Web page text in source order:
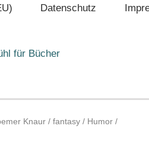
Datenschutz
Knaur /fantasy / Humor /